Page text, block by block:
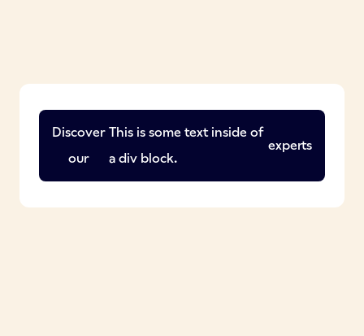
Discover
our
This is some text inside of
a div block.
experts